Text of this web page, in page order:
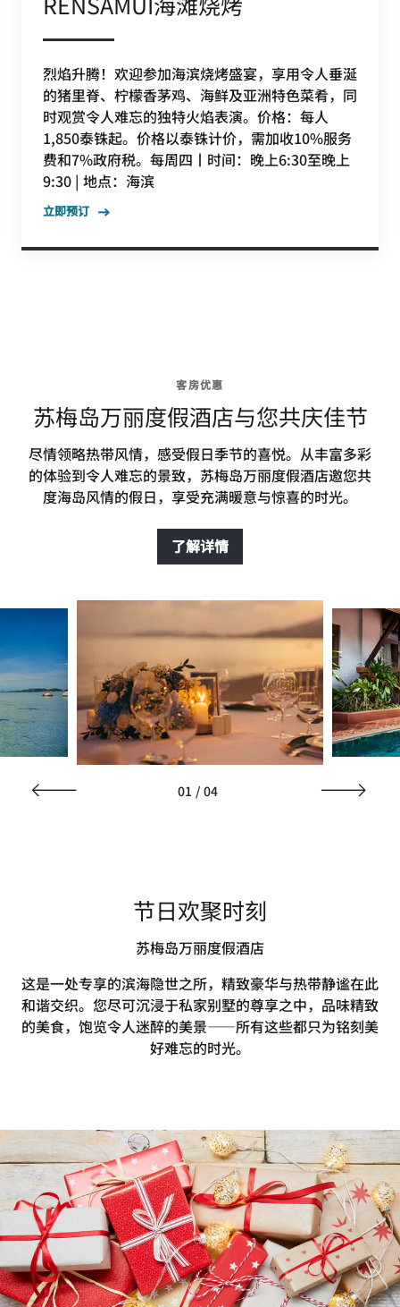
烈焰升腾！欢迎参加海滨烧烤盛宴，享用令人垂涎
的猪里脊、柠檬香茅鸡、海鲜及亚洲特色菜肴，同
时观赏令人难忘的独特火焰表演。价格：每人
1,850泰铢起。价格以泰铢计价，需加收10%服务
费和7%政府税。每周四丨时间：晚上6:30至晚上
9:30 | 地点：海滨
立即预订
客房优惠
苏梅岛万丽度假酒店与您共庆佳节
尽情领略热带风情，感受假日季节的喜悦。从丰富多彩
的体验到令人难忘的景致，苏梅岛万丽度假酒店邀您共
度海岛风情的假日，享受充满暖意与惊喜的时光。
了解详情
01 / 04
节日欢聚时刻
苏梅岛万丽度假酒店
这是一处专享的滨海隐世之所，精致豪华与热带静谧在此
和谐交织。您尽可沉浸于私家别墅的尊享之中，品味精致
的美食，饱览令人迷醉的美景——所有这些都只为铭刻美
好难忘的时光。